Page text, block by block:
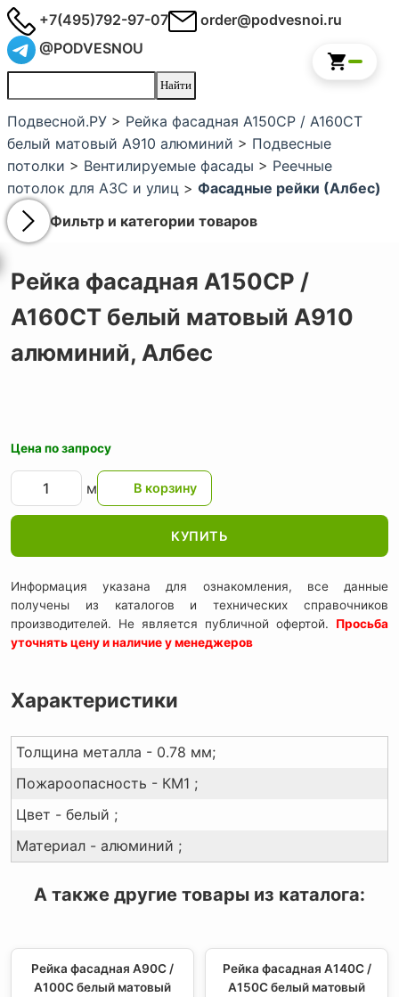
+7(495)792-97-07
order@podvesnoi.ru
@PODVESNOU
Подвесной.РУ > Рейка фасадная A150СР / А160СТ
белый матовый А910 алюминий > Подвесные
потолки > Вентилируемые фасады > Реечные
потолок для АЗС и улиц > Фасадные рейки (Албес)
Фильтр и категории товаров
Рейка фасадная A150СР /
А160СТ белый матовый А910
алюминий, Албес
Цена по запросу
м
КУПИТЬ
Информация указана для ознакомления, все данные
получены из каталогов и технических справочников
производителей. Не является публичной офертой. Просьба
уточнять цену и наличие у менеджеров
Характеристики
Толщина металла - 0.78 мм;
Пожароопасность - КМ1 ;
Цвет - белый ;
Материал - алюминий ;
А также другие товары из каталога:
Рейка фасадная A90C /
А100С белый матовый
Рейка фасадная A140С /
А150С белый матовый